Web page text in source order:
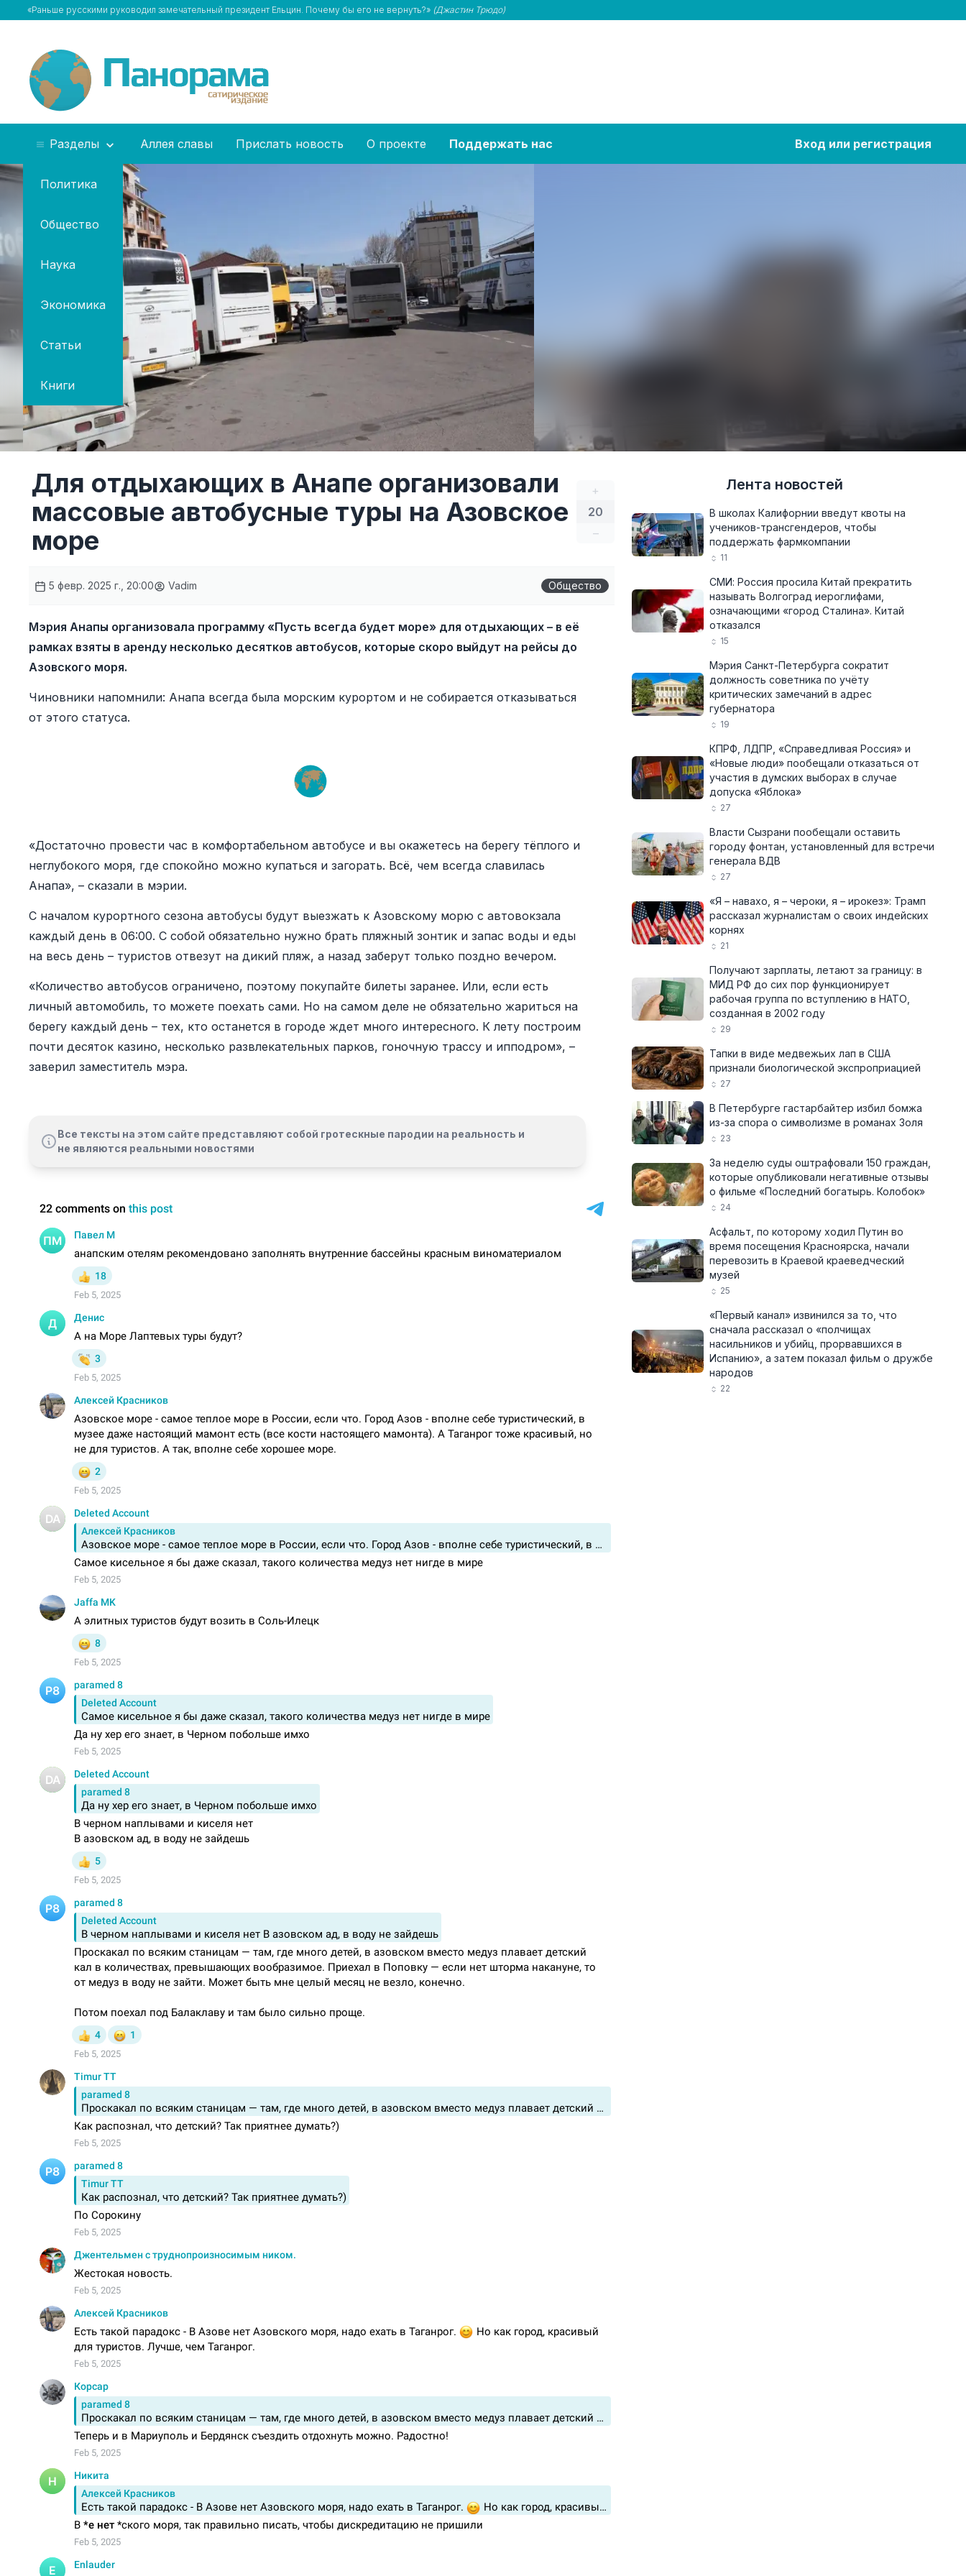
«Раньше русскими руководил замечательный президент Ельцин. Почему бы его не вернуть?» (Джастин Трюдо)
Разделы
Политика
Общество
Наука
Экономика
Статьи
Книги
Аллея славы Прислать новость О проекте Поддержать нас Вход или регистрация
+
20
–
Для отдыхающих в Анапе организовали
массовые автобусные туры на Азовское
море
5 февр. 2025 г., 20:00 Vadim Общество
Мэрия Анапы организовала программу «Пусть всегда будет море» для отдыхающих – в её
рамках взяты в аренду несколько десятков автобусов, которые скоро выйдут на рейсы до
Азовского моря.
Чиновники напомнили: Анапа всегда была морским курортом и не собирается отказываться
от этого статуса.
«Достаточно провести час в комфортабельном автобусе и вы окажетесь на берегу тёплого и
неглубокого моря, где спокойно можно купаться и загорать. Всё, чем всегда славилась
Анапа», – сказали в мэрии.
С началом курортного сезона автобусы будут выезжать к Азовскому морю с автовокзала
каждый день в 06:00. С собой обязательно нужно брать пляжный зонтик и запас воды и еды
на весь день – туристов отвезут на дикий пляж, а назад заберут только поздно вечером.
«Количество автобусов ограничено, поэтому покупайте билеты заранее. Или, если есть
личный автомобиль, то можете поехать сами. Но на самом деле не обязательно жариться на
берегу каждый день – тех, кто останется в городе ждет много интересного. К лету построим
почти десяток казино, несколько развлекательных парков, гоночную трассу и ипподром», –
заверил заместитель мэра.
Все тексты на этом сайте представляют собой гротескные пародии на реальность и
не являются реальными новостями
Лента новостей
В школах Калифорнии введут квоты на
учеников-трансгендеров, чтобы
поддержать фармкомпании
11
СМИ: Россия просила Китай прекратить
называть Волгоград иероглифами,
означающими «город Сталина». Китай
отказался
15
Мэрия Санкт-Петербурга сократит
должность советника по учёту
критических замечаний в адрес
губернатора
19
КПРФ, ЛДПР, «Справедливая Россия» и
«Новые люди» пообещали отказаться от
участия в думских выборах в случае
допуска «Яблока»
27
Власти Сызрани пообещали оставить
городу фонтан, установленный для встречи
генерала ВДВ
27
«Я – навахо, я – чероки, я – ирокез»: Трамп
рассказал журналистам о своих индейских
корнях
21
Получают зарплаты, летают за границу: в
МИД РФ до сих пор функционирует
рабочая группа по вступлению в НАТО,
созданная в 2002 году
29
Тапки в виде медвежьих лап в США
признали биологической экспроприацией
27
В Петербурге гастарбайтер избил бомжа
из-за спора о символизме в романах Золя
23
За неделю суды оштрафовали 150 граждан,
которые опубликовали негативные отзывы
о фильме «Последний богатырь. Колобок»
24
Асфальт, по которому ходил Путин во
время посещения Красноярска, начали
перевозить в Краевой краеведческий
музей
25
«Первый канал» извинился за то, что
сначала рассказал о «полчищах
насильников и убийц, прорвавшихся в
Испанию», а затем показал фильм о дружбе
народов
22